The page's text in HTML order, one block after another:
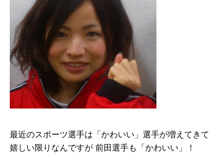
最近のスポーツ選手は「かわいい」選手が増えてきて
嬉しい限りなんですが 前田選手も「かわいい」！